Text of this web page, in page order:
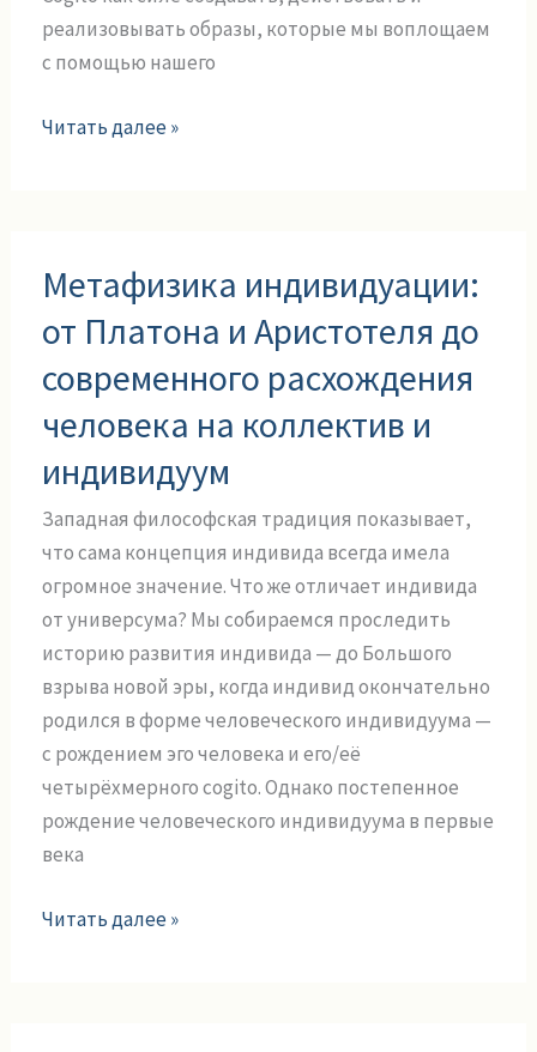
реализовывать образы, которые мы воплощаем
с помощью нашего
Читать далее »
Метафизика индивидуации:
от Платона и Аристотеля до
современного расхождения
человека на коллектив и
индивидуум
Западная философская традиция показывает,
что сама концепция индивида всегда имела
огромное значение. Что же отличает индивида
от универсума? Мы собираемся проследить
историю развития индивида — до Большого
взрыва новой эры, когда индивид окончательно
родился в форме человеческого индивидуума —
с рождением эго человека и его/её
четырёхмерного cogito. Однако постепенное
рождение человеческого индивидуума в первые
века
индивидуации:
Платона
и
Аристотеля
современного
расхождения
человека
на
коллектив
и
индивидуум
Читать далее »